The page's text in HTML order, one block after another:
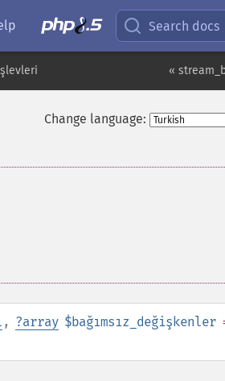
Search docs
«
Change language:
, ?array $bağımsız_değişkenler